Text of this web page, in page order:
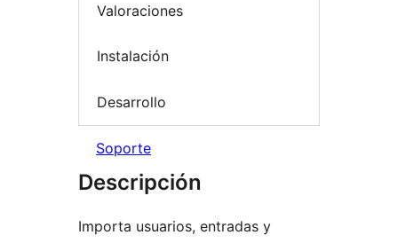
Valoraciones
Instalación
Desarrollo
Soporte
Descripción
Importa usuarios, entradas y